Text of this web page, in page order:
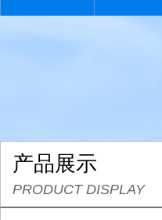
产品展示
PRODUCT DISPLAY